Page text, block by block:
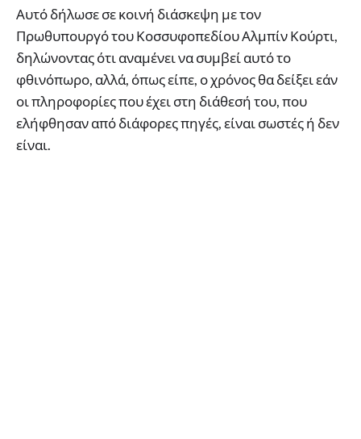
Αυτό δήλωσε σε κοινή διάσκεψη με τον
Πρωθυπουργό του Κοσσυφοπεδίου Αλμπίν Κούρτι,
δηλώνοντας ότι αναμένει να συμβεί αυτό το
φθινόπωρο, αλλά, όπως είπε, ο χρόνος θα δείξει εάν
οι πληροφορίες που έχει στη διάθεσή του, που
ελήφθησαν από διάφορες πηγές, είναι σωστές ή δεν
είναι.